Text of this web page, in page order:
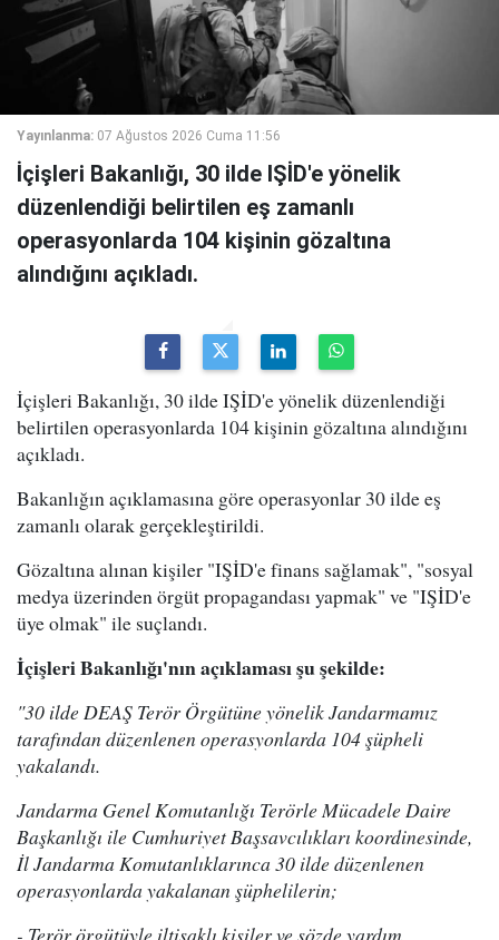
Yayınlanma: 07 Ağustos 2026 Cuma 11:56
İçişleri Bakanlığı, 30 ilde IŞİD'e yönelik
düzenlendiği belirtilen eş zamanlı
operasyonlarda 104 kişinin gözaltına
alındığını açıkladı.
İçişleri Bakanlığı, 30 ilde IŞİD'e yönelik düzenlendiği
belirtilen operasyonlarda 104 kişinin gözaltına alındığını
açıkladı.
Bakanlığın açıklamasına göre operasyonlar 30 ilde eş
zamanlı olarak gerçekleştirildi.
Gözaltına alınan kişiler "IŞİD'e finans sağlamak", "sosyal
medya üzerinden örgüt propagandası yapmak" ve "IŞİD'e
üye olmak" ile suçlandı.
İçişleri Bakanlığı'nın açıklaması şu şekilde:
"30 ilde DEAŞ Terör Örgütüne yönelik Jandarmamız
tarafından düzenlenen operasyonlarda 104 şüpheli
yakalandı.
Jandarma Genel Komutanlığı Terörle Mücadele Daire
Başkanlığı ile Cumhuriyet Başsavcılıkları koordinesinde,
İl Jandarma Komutanlıklarınca 30 ilde düzenlenen
operasyonlarda yakalanan şüphelilerin;